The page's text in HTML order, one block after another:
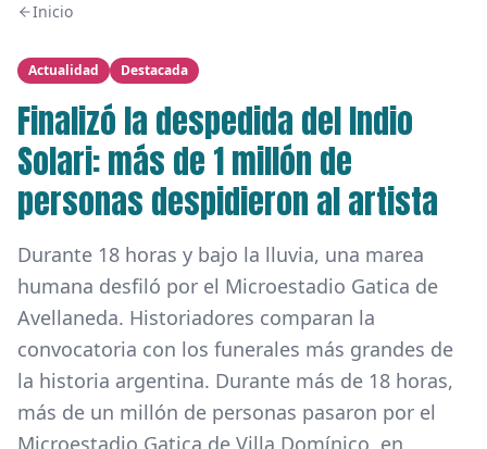
Inicio
Actualidad Destacada
Finalizó la despedida del Indio
Solari: más de 1 millón de
personas despidieron al artista
Durante 18 horas y bajo la lluvia, una marea
humana desfiló por el Microestadio Gatica de
Avellaneda. Historiadores comparan la
convocatoria con los funerales más grandes de
la historia argentina. Durante más de 18 horas,
más de un millón de personas pasaron por el